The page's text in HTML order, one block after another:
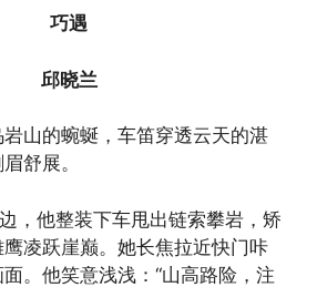
巧遇
邱晓兰
山的蜿蜒，车笛穿透云天的湛
舒展。
，他整装下车甩出链索攀岩，矫
凌跃崖巅。她长焦拉近快门咔
。他笑意浅浅：“山高路险，注